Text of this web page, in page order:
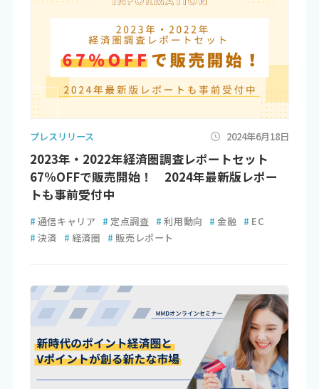
プレスリリース 2024年6月18日
2023年・2022年経済圏調査レポートセット
67%OFFで販売開始！ 2024年最新版レポー
トも事前受付中
# 通信キャリア # 定点調査 # 利用動向 # 金融 # EC
# 決済 # 経済圏 # 販売レポート